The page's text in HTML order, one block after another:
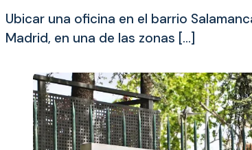
Ubicar una oficina en el barrio
Madrid, en una de las zonas […]